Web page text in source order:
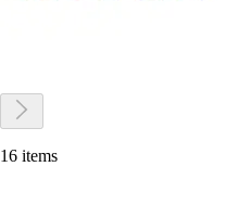
16 items